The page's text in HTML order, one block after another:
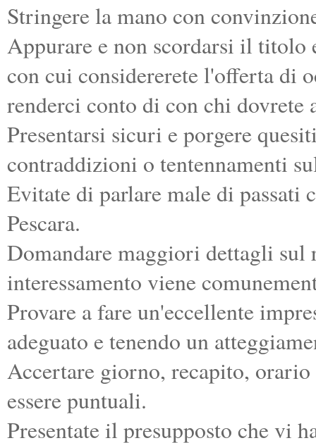
Stringere la mano con
Appurare e non scordarsi il titolo
con cui considererete l'offerta di
renderci conto di con chi dovrete
Presentarsi sicuri e porgere
contraddizioni o tentennamenti
Evitate di parlare male di
Pescara.
Domandare maggiori dettagli sul
interessamento viene
Provare a fare un'eccellente
adeguato e tenendo un
Accertare giorno, recapito,
essere puntuali.
Presentate il presupposto che vi